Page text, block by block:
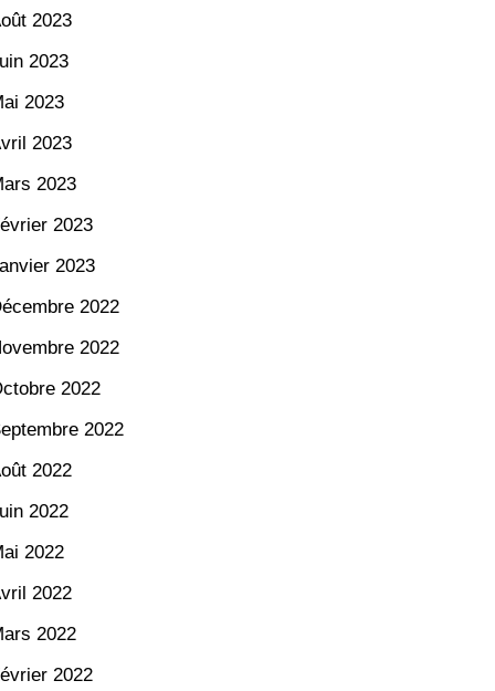
2023
2023
2023
2023
2023
2023
2023
2022
2022
2022
2022
2022
2022
2022
2022
2022
2022